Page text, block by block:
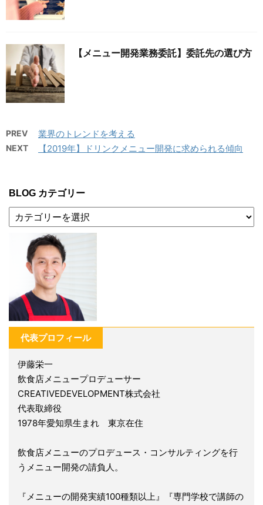
【メニュー開発業務委託】委託先の選び方
PREV 業界のトレンドを考える
NEXT 【2019年】ドリンクメニュー開発に求められる傾向
BLOG カテゴリー
代表プロフィール
伊藤栄一
飲食店メニュープロデューサー
CREATIVEDEVELOPMENT株式会社
代表取締役
1978年愛知県生まれ 東京在住
飲食店メニューのプロデュース・コンサルティングを行
うメニュー開発の請負人。
『メニューの開発実績100種類以上』『専門学校で講師の